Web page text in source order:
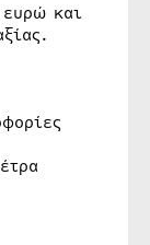
και